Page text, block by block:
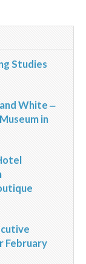
Studies
White ‒
in
February